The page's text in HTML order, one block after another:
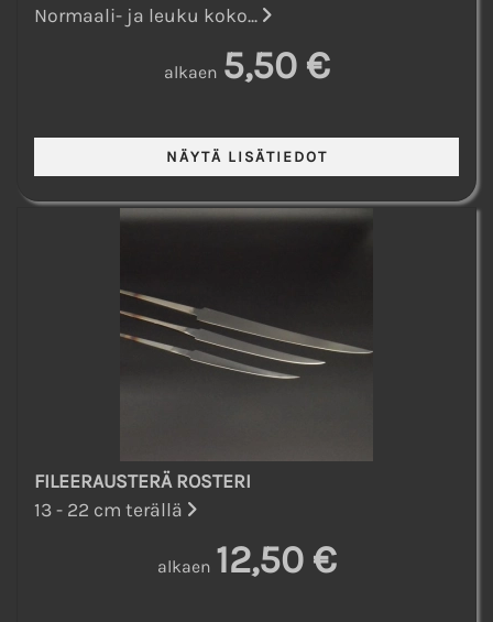
Normaali- ja leuku koko...
alkaen 5,50 €
FILEERAUSTERÄ ROSTERI
13 - 22 cm terällä
alkaen 12,50 €